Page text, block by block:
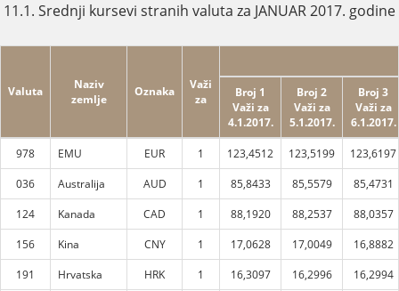
11.1. Srednji kursevi stranih valuta za JANUAR 2017. godine
Valuta
Naziv
zemlje
Oznaka
Važi
za
Broj 1
Važi za
4.1.2017.
Broj 2
Važi za
5.1.2017.
Broj 3
Važi za
6.1.2017.
978 EMU EUR 1 123,4512 123,5199
123,6197
036
Australija AUD 1 85,8433 85,5579
85,4731
124
Kanada CAD 1 88,1920 88,2537
88,0357
156
Kina CNY 1 17,0628 17,0049
16,8882
191
Hrvatska HRK 1 16,3097 16,2996
16,2994